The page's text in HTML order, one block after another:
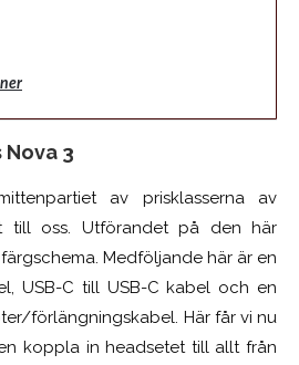
3
av prisklasserna av
till oss. Utförandet på den här
Medföljande här är en
USB-C till USB-C kabel och en
förlängningskabel. Här får vi nu
koppla in headsetet till allt från